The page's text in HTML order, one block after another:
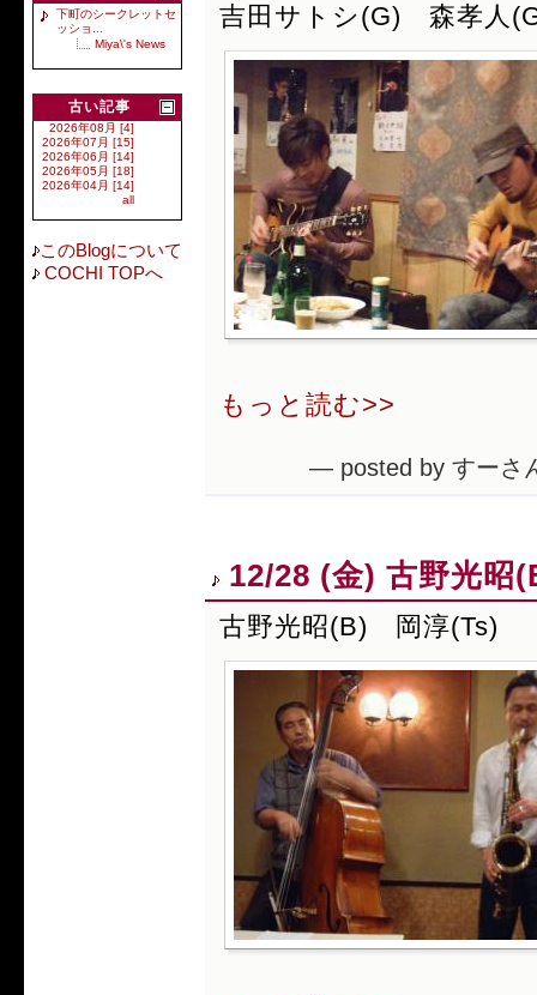
下町のシークレットセ
ッショ...
Miya\'s News
古い記事
2026年08月 [4]
2026年07月 [15]
2026年06月 [14]
2026年05月 [18]
2026年04月 [14]
all
このBlogについて
COCHI TOPへ
吉田サトシ(G) 森孝人
もっと読む>>
— posted by すーさ
12/28 (金) 古野光
古野光昭(B) 岡淳(Ts)